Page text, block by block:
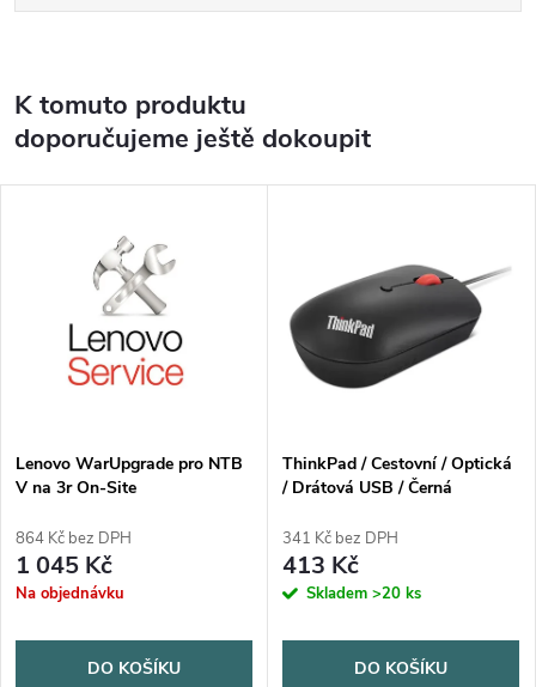
K tomuto produktu
doporučujeme ještě dokoupit
Lenovo WarUpgrade pro NTB
V na 3r On-Site
864 Kč bez DPH
1 045 Kč
Na objednávku
DO KOŠÍKU
ThinkPad / Cestovní / Optická
/ Drátová USB / Černá
341 Kč bez DPH
413 Kč
Skladem >20 ks
DO KOŠÍKU